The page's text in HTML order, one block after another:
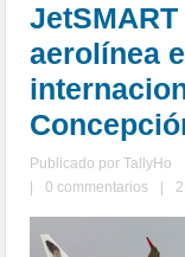
aerolínea
Publicado porTallyHo
0 commentarios